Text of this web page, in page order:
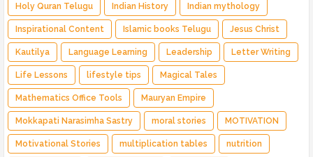
Holy Quran Telugu Indian History Indian mythology
Inspirational Content Islamic books Telugu Jesus Christ
Kautilya Language Learning Leadership Letter Writing
Life Lessons lifestyle tips Magical Tales
Mathematics Office Tools Mauryan Empire
Mokkapati Narasimha Sastry moral stories MOTIVATION
Motivational Stories multiplication tables nutrition